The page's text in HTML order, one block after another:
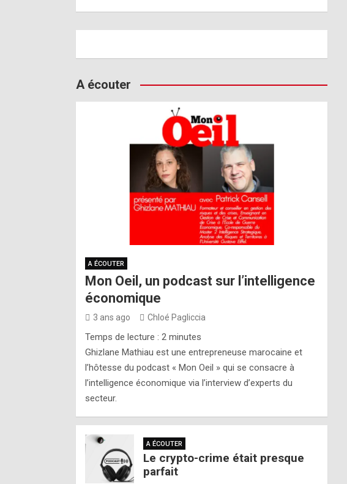
A écouter
A ÉCOUTER
Mon Oeil, un podcast sur l’intelligence
économique
3 ans ago Chloé Pagliccia
Temps de lecture :2 minutes
Ghizlane Mathiau est une entrepreneuse marocaine et
l’hôtesse du podcast « Mon Oeil » qui se consacre à
l’intelligence économique via l’interview d’experts du
secteur.
A ÉCOUTER
Le crypto-crime était presque
parfait